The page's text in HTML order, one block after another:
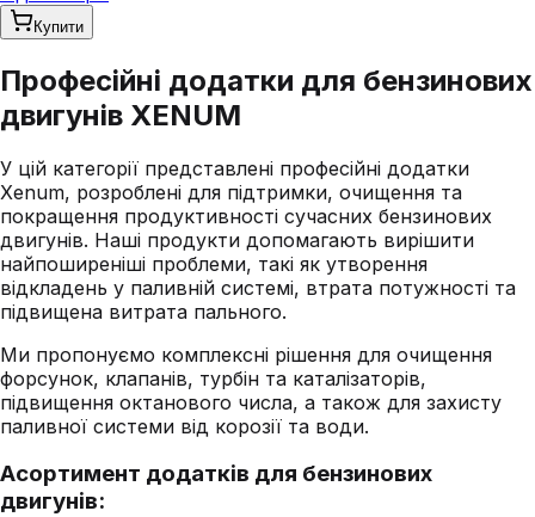
Купити
Професійні додатки для бензинових
двигунів XENUM
У цій категорії представлені професійні додатки
Xenum, розроблені для підтримки, очищення та
покращення продуктивності сучасних бензинових
двигунів. Наші продукти допомагають вирішити
найпоширеніші проблеми, такі як утворення
відкладень у паливній системі, втрата потужності та
підвищена витрата пального.
Ми пропонуємо комплексні рішення для очищення
форсунок, клапанів, турбін та каталізаторів,
підвищення октанового числа, а також для захисту
паливної системи від корозії та води.
Асортимент додатків для бензинових
двигунів: